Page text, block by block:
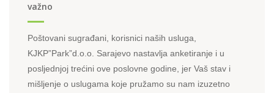
važno
Poštovani sugrađani, korisnici naših usluga,
KJKP”Park”d.o.o. Sarajevo nastavlja anketiranje i u
posljednjoj trećini ove poslovne godine, jer Vaš stav i
mišljenje o uslugama koje pružamo su nam izuzetno